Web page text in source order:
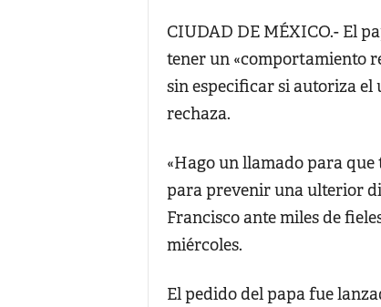
CIUDAD DE MÉXICO.- El
tener un «comportamiento
sin especificar si autoriza el
rechaza.
«Hago un llamado para
para prevenir una ulterior
Francisco ante miles de
miércoles.
El pedido del papa fue